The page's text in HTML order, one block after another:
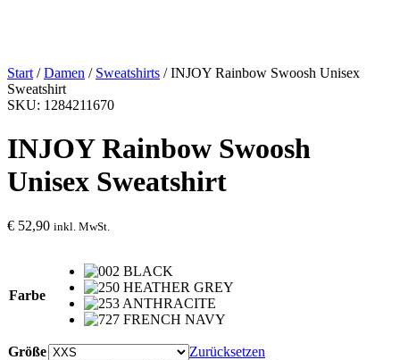
Start /Damen / Sweatshirts / INJOY Rainbow Swoosh Unisex
Sweatshirt
SKU: 1284211670
INJOY Rainbow Swoosh
Unisex Sweatshirt
€ 52,90 inkl. MwSt.
Farbe
Größe
Zurücksetzen